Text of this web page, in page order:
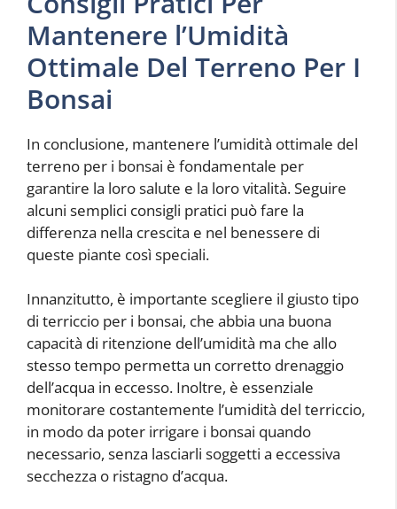
Mantenere l’Umidità
Ottimale Del Terreno Per I
Bonsai
In conclusione, mantenere l’umidità ottimale del
terreno per i bonsai è fondamentale per
garantire la loro salute e la loro vitalità. Seguire
alcuni semplici consigli pratici può fare la
differenza nella crescita e nel benessere di
queste piante così speciali.
Innanzitutto, è importante scegliere il giusto tipo
di terriccio per i bonsai, che abbia una buona
capacità di ritenzione dell’umidità ma che allo
stesso tempo permetta un corretto drenaggio
dell’acqua in eccesso. Inoltre, è essenziale
monitorare costantemente l’umidità del terriccio,
in modo da poter irrigare i bonsai quando
necessario, senza lasciarli soggetti a eccessiva
secchezza o ristagno d’acqua.